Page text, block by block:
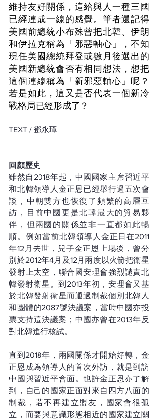
維持友好關係，這給與人一種三國
已經連成一線的感覺。筆者還記得
美國前總統小布殊曾把北韓、伊朗
和伊拉克稱為「邪惡軸心」，不知
現任美國總統拜登或數月後選出的
美國新總統會否有相同想法，想把
這個連線稱為「新邪惡軸心」呢？
若是如此，這又是否代表一個新冷
戰格局已經形成了？
TEXT / 鄧永璋
回顧歷史
雖然自2018年起，中國國家主席習近平
和北韓領導人金正恩已經舉行過五次會
談，中朝雙方也恢復了頻繁的高層互
訪，目前中國更是北韓最大的貿易夥
伴，但兩國的關係並非一直都如此暢
順。例如當前北韓領導人金正日在2011
年12月去世，兒子金正恩上場後，曾分
別於2012年4月及12月兩度以火箭把衛星
發射上太空，聯合國安理會強烈譴責北
韓發射衛星。到2013年初，安理會又基
於北韓發射衛星而通過制裁個別北韓人
和團體的2087號決議案，當時中國亦投
票支持這決議案；中國亦曾在2013年反
對北韓進行核試。
直到2018年，兩國關係才開始好轉，金
正恩成為領導人的首次外訪，就是到訪
中國與習近平會面。也許金正恩亦了解
到，自己的國家正面對來自四方八面的
制裁，若不再建立盟友，國家會很孤
立，而要與意識形態相近的國家建立關